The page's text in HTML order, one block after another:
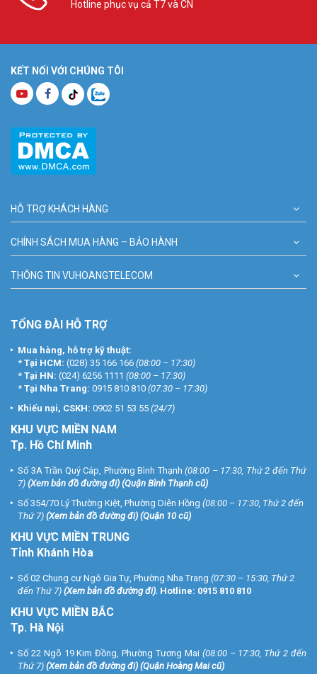
Hotline phục vụ cả T7 và CN
KẾT NỐI VỚI CHÚNG TÔI
HỖ TRỢ KHÁCH HÀNG
CHÍNH SÁCH MUA HÀNG – BẢO HÀNH
THÔNG TIN VUHOANGTELECOM
TỔNG ĐÀI HỖ TRỢ
Mua hàng, hỗ trợ kỹ thuật:
* Tại HCM: (028) 35 166 166 (08:00 – 17:30)
* Tại HN: (024) 6256 1111 (08:00 – 17:30)
* Tại Nha Trang: 0915 810 810 (07:30 – 17:30)
Khiếu nại, CSKH: 0902 51 53 55 (24/7)
KHU VỰC MIỀN NAM
Tp. Hồ Chí Minh
Số 3A Trần Quý Cáp, Phường Bình Thạnh (08:00 – 17:30, Thứ 2 đến Thứ
7) (Xem bản đồ đường đi) (Quận Bình Thạnh cũ)
Số 354/70 Lý Thường Kiệt, Phường Diên Hồng (08:00 – 17:30, Thứ 2 đến
Thứ 7) (Xem bản đồ đường đi) (Quận 10 cũ)
KHU VỰC MIỀN TRUNG
Tỉnh Khánh Hòa
Số 02 Chung cư Ngô Gia Tự, Phường Nha Trang (07:30 – 15:30, Thứ 2
đến Thứ 7) (Xem bản đồ đường đi). Hotline: 0915 810 810
KHU VỰC MIỀN BẮC
Tp. Hà Nội
Số 22 Ngõ 19 Kim Đồng, Phường Tương Mai (08:00 – 17:30, Thứ 2 đến
Thứ 7) (Xem bản đồ đường đi) (Quận Hoàng Mai cũ)